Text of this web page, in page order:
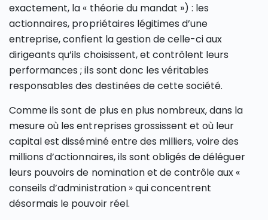
exactement, la « théorie du mandat ») : les
actionnaires, propriétaires légitimes d’une
entreprise, confient la gestion de celle-ci aux
dirigeants qu’ils choisissent, et contrôlent leurs
performances ; ils sont donc les véritables
responsables des destinées de cette société.
Comme ils sont de plus en plus nombreux, dans la
mesure où les entreprises grossissent et où leur
capital est disséminé entre des milliers, voire des
millions d’actionnaires, ils sont obligés de déléguer
leurs pouvoirs de nomination et de contrôle aux «
conseils d’administration » qui concentrent
désormais le pouvoir réel.